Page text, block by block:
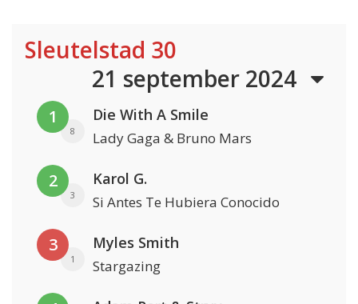
Sleutelstad 30
21 september 2024
1
8
Die With A Smile
Lady Gaga & Bruno Mars
2
3
Karol G.
Si Antes Te Hubiera Conocido
3
1
Myles Smith
Stargazing